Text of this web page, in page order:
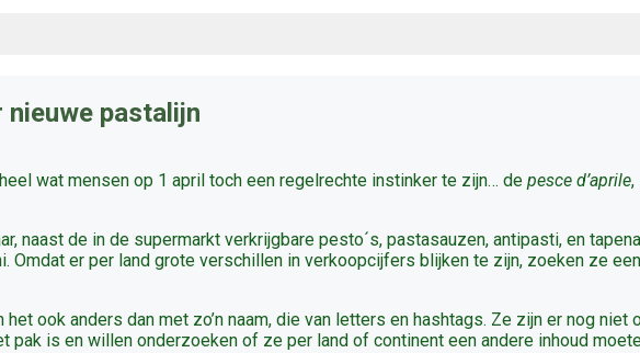
pastalijn
wat mensen op 1 april toch een regelrechte instinker te zijn… de pesce d’aprile,
naast de in de supermarkt verkrijgbare pesto´s, pastasauzen, antipasti, en
Omdat er per land grote verschillen in verkoopcijfers blijken te zijn, zoeken ze een
ook anders dan met zo’n naam, die van letters en hashtags. Ze zijn er nog niet
is en willen onderzoeken of ze per land of continent een andere inhoud